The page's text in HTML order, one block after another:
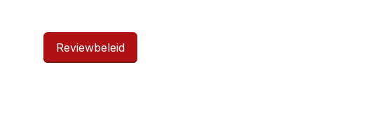
Reviewbeleid